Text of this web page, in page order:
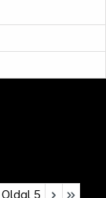
Oldal 5